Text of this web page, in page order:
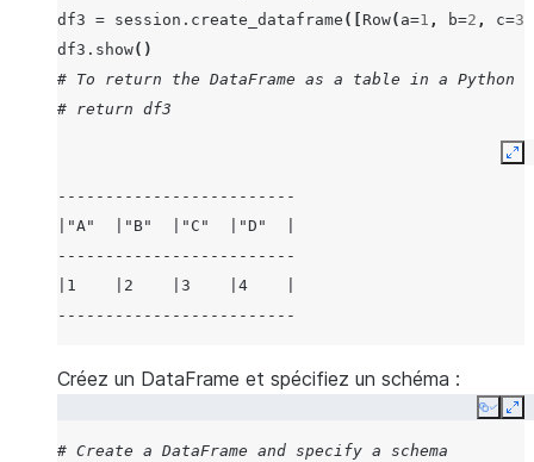
df3 = session . create_dataframe ([ Row( a=1 , b=2 , c=3
df3 . show()
# To return the DataFrame as a table in a Python
# return df3
-------------------------
|"A"  |"B"  |"C"  |"D"  |
-------------------------
|1    |2    |3    |4    |
-------------------------
Créez un DataFrame et spécifiez un schéma :
Copy
# Create a DataFrame and specify a schema